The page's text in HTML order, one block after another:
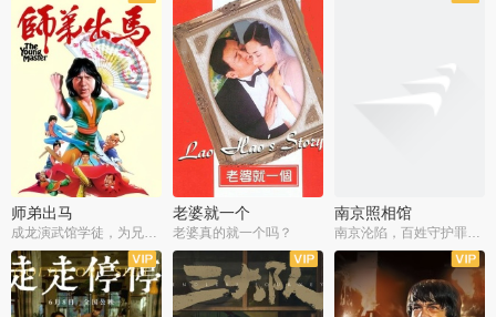
师弟出马
成龙演武馆学徒，为兄搏命战黑道
老婆就一个
老婆真的就一个吗？
南京照相馆
南京沦陷，百姓守护罪证底片